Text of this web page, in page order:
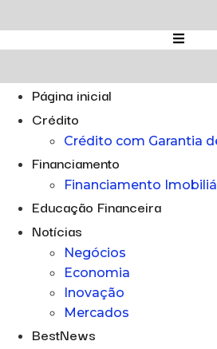
para
o
Página inicial
Crédito
Crédito com Garantia
Financiamento
Financiamento
Educação Financeira
Notícias
Negócios
Economia
Inovação
Mercados
BestNews